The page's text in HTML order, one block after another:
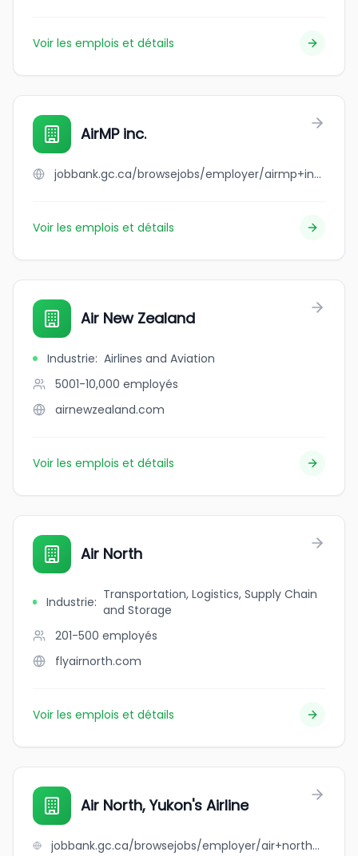
Voir les emplois et détails
AirMP inc.
jobbank.gc.ca/browsejobs/employer/airmp+inc./ca
Voir les emplois et détails
Air New Zealand
Industrie: Airlines and Aviation
5001-10,000 employés
airnewzealand.com
Voir les emplois et détails
Air North
Industrie: Transportation, Logistics, Supply Chain
and Storage
201-500 employés
flyairnorth.com
Voir les emplois et détails
Air North, Yukon's Airline
jobbank.gc.ca/browsejobs/employer/air+north%2C+yukon%27s+airline/ca